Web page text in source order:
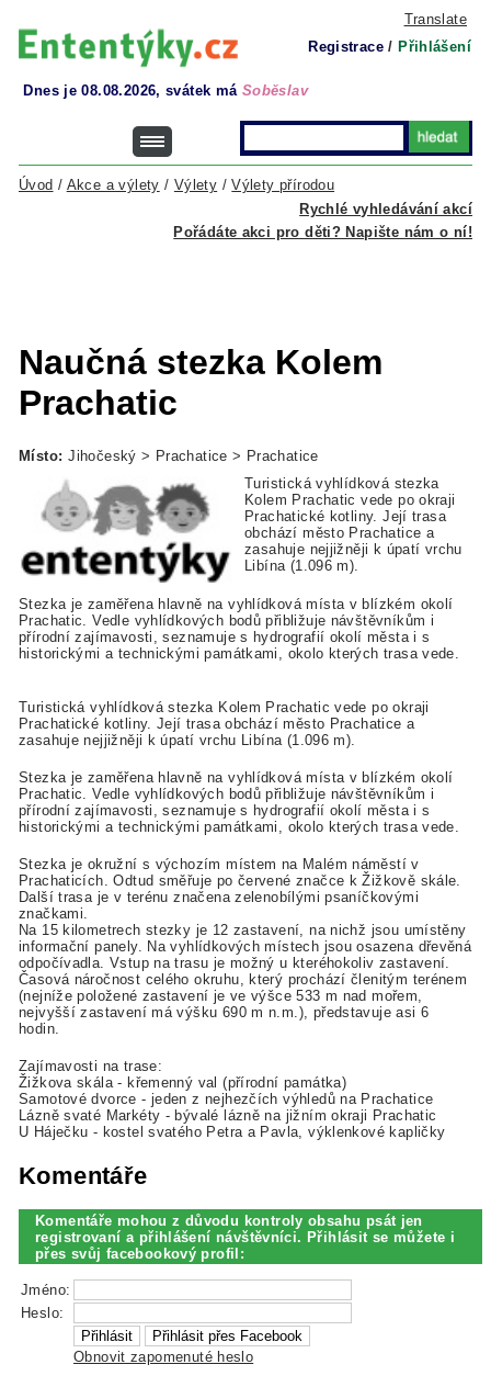
Translate
Registrace / Přihlášení
Dnes je 08.08.2026, svátek má Soběslav
Rychlé vyhledávání akcí
Úvod / Akce a výlety / Výlety /Výlety přírodou
Pořádáte akci pro děti? Napište nám o ní!
Naučná stezka Kolem
Prachatic
Místo: Jihočeský > Prachatice > Prachatice
Turistická vyhlídková stezka
Kolem Prachatic vede po okraji
Prachatické kotliny. Její trasa
obchází město Prachatice a
zasahuje nejjižněji k úpatí vrchu
Libína (1.096 m).
Stezka je zaměřena hlavně na vyhlídková místa v blízkém okolí
Prachatic. Vedle vyhlídkových bodů přibližuje návštěvníkům i
přírodní zajímavosti, seznamuje s hydrografií okolí města i s
historickými a technickými památkami, okolo kterých trasa vede.
Turistická vyhlídková stezka Kolem Prachatic vede po okraji
Prachatické kotliny. Její trasa obchází město Prachatice a
zasahuje nejjižněji k úpatí vrchu Libína (1.096 m).
Stezka je zaměřena hlavně na vyhlídková místa v blízkém okolí
Prachatic. Vedle vyhlídkových bodů přibližuje návštěvníkům i
přírodní zajímavosti, seznamuje s hydrografií okolí města i s
historickými a technickými památkami, okolo kterých trasa vede.
Stezka je okružní s výchozím místem na Malém náměstí v
Prachaticích. Odtud směřuje po červené značce k Žižkově skále.
Další trasa je v terénu značena zelenobílými psaníčkovými
značkami.
Na 15 kilometrech stezky je 12 zastavení, na nichž jsou umístěny
informační panely. Na vyhlídkových místech jsou osazena dřevěná
odpočívadla. Vstup na trasu je možný u kteréhokoliv zastavení.
Časová náročnost celého okruhu, který prochází členitým terénem
(nejníže položené zastavení je ve výšce 533 m nad mořem,
nejvyšší zastavení má výšku 690 m n.m.), představuje asi 6
hodin.
Zajímavosti na trase:
Žižkova skála - křemenný val (přírodní památka)
Samotové dvorce - jeden z nejhezčích výhledů na Prachatice
Lázně svaté Markéty - bývalé lázně na jižním okraji Prachatic
U Háječku - kostel svatého Petra a Pavla, výklenkové kapličky
Komentáře
Komentáře mohou z důvodu kontroly obsahu psát jen
registrovaní a přihlášení návštěvníci. Přihlásit se můžete i
přes svůj facebookový profil:
Jméno:
Heslo:
Obnovit zapomenuté heslo